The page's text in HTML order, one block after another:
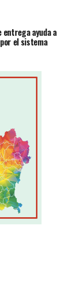
entrega ayuda a
el sistema